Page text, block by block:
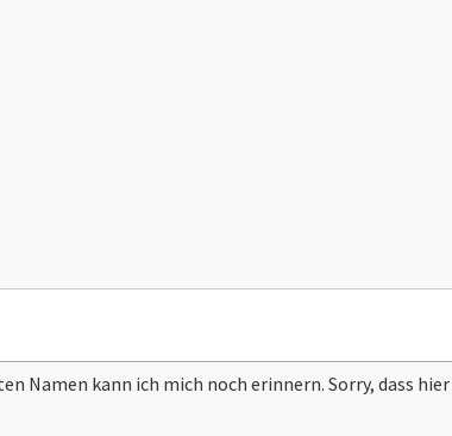
Namen kann ich mich noch erinnern. Sorry, dass